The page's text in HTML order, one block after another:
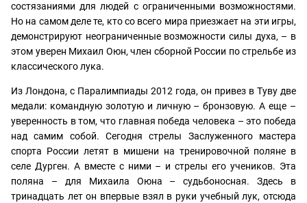
состязаниями для людей с ограниченными возможностями.
Но на самом деле те, кто со всего мира приезжает на эти игры,
демонстрируют неограниченные возможности силы духа, – в
этом уверен Михаил Оюн, член сборной России по стрельбе из
классического лука.
Из Лондона, с Паралимпиады 2012 года, он привез в Туву две
медали: командную золотую и личную – бронзовую. А еще –
уверенность в том, что главная победа человека – это победа
над самим собой. Сегодня стрелы Заслуженного мастера
спорта России летят в мишени на тренировочной поляне в
селе Дурген. А вместе с ними – и стрелы его учеников. Эта
поляна – для Михаила Оюна – судьбоносная. Здесь в
тринадцать лет он впервые взял в руки учебный лук, отсюда